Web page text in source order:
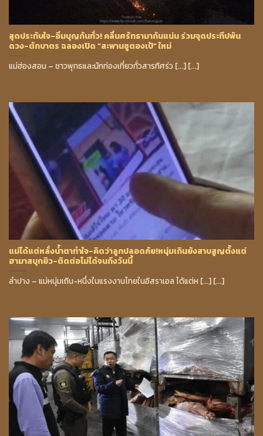
สุดประทับใจ-อิ่มบุญกันทั่ว! คลื่นศรัทธามากันแน่น ร่วมจุดประทีปพัน
ดวง-ตักบาตร ฉลองเปิด “สะพานซูตองเป้” ใหม่
แม่ฮ่องสอน – ชาวพุทธและนักท่องเที่ยวทั่วสารทิศร่ว [...] [...]
แม่ได้แต่หลั่งน้ำตาทำใจ-คิดว่าลูกปลอดภัย!หนุ่มเถินยังสาบสูญตั้งแต่
ฮามาสบุกยิว-ติดต่อไม่ได้จนถึงวันนี้
ลำปาง – แม่หนุ่มเถิน-หนึ่งในแรงงานไทยในอิสราเอล ได้แต่ห [...] [...]